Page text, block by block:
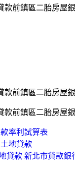
前鎮區二胎房屋
前鎮區二胎房屋
前鎮區二胎房屋
率利試算表
地貸款
貸款 新北市貸款銀